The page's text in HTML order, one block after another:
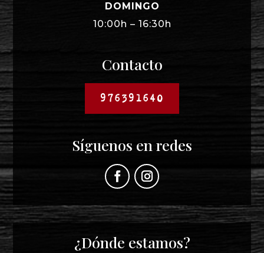
DOMINGO
10:00h – 16:30h
Contacto
976391640
Síguenos en redes
¿Dónde estamos?